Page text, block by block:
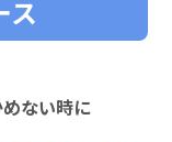
ス
ない時に